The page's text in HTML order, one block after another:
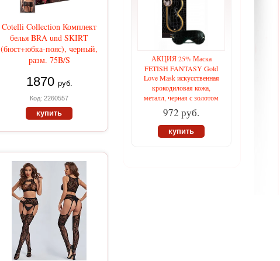
Cotelli Collection Комплект
белья BRA und SKIRT
(бюст+юбка-пояс), черный,
разм. 75B/S
1870 руб.
Код: 2260557
купить
АКЦИЯ 25% Маска
FETISH FANTASY Gold
Love Mask искусственная
крокодиловая кожа,
металл, черная с золотом
972 руб.
купить